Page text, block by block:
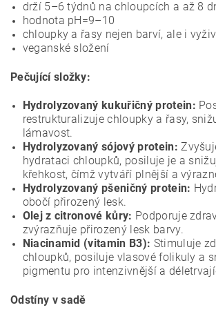
drží 5–6 týdnů na chloupcích a až 8
hodnota pH=9–10
chloupky a řasy nejen barví, ale i
veganské složení
Pečující složky:
Hydrolyzovaný kukuřičný protein:
restrukturalizuje chloupky a řasy,
lámavost.
Hydrolyzovaný sójový protein:
hydrataci chloupků, posiluje je a
křehkost, čímž vytváří plnější a
Hydrolyzovaný pšeničný protein:
obočí přirozený lesk.
Olej z citronové kůry: Podporuje
zvýrazňuje přirozený lesk barvy.
Niacinamid (vitamin B3): Stimuluje
chloupků, posiluje vlasové folikuly a
pigmentu pro intenzivnější a
Odstíny v sadě